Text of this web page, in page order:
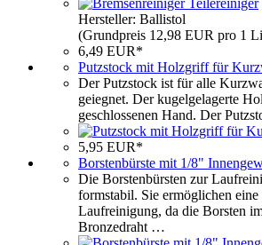
Hersteller: Ballistol
(Grundpreis 12,98 EUR pro 1
6,49 EUR*
Putzstock mit Holzgriff für
Der Putzstock ist für alle
geiegnet. Der kugelgelagerte
geschlossenen Hand. Der
5,95 EUR*
Borstenbürste mit 1/8"
Die Borstenbürsten zur
formstabil. Sie ermöglichen eine
Laufreinigung, da die Borsten
Bronzedraht …